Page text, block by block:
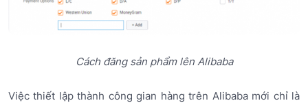
Cách đăng sản phẩm lên Alibaba
Việc thiết lập thành công gian hàng trên Alibaba mới chỉ là